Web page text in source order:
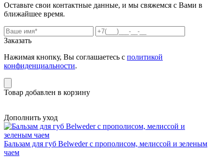
Оставьте свои контактные данные, и мы свяжемся с Вами в
ближайшее время.
Заказать
Нажимая кнопку, Вы соглашаетесь с политикой
конфиденциальности.
Товар добавлен в корзину
Дополнить уход
Бальзам для губ Belweder с прополисом, мелиссой и зеленым
чаем